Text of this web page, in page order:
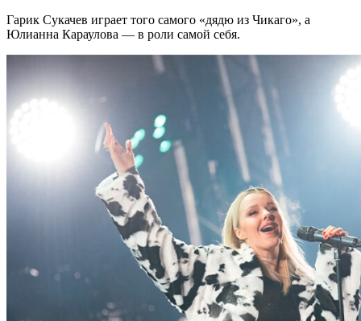
Гарик Сукачев играет того самого «дядю из Чикаго», а
Юлианна Караулова — в роли самой себя.